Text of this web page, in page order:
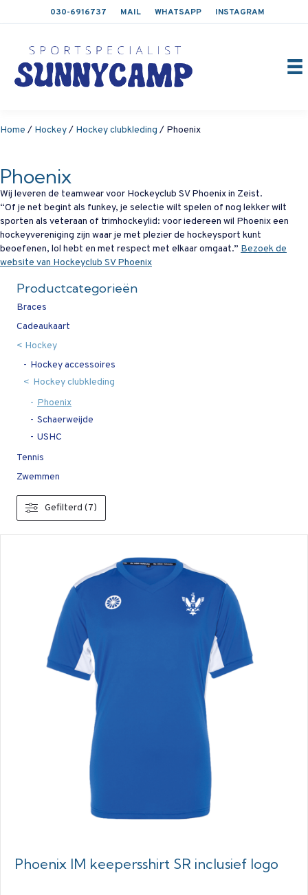
030-6916737 MAIL WHATSAPP INSTAGRAM
Home / Hockey/ Hockey clubkleding / Phoenix
Phoenix
Wij leveren de teamwear voor Hockeyclub SV Phoenix in Zeist.
“Of je net begint als funkey, je selectie wilt spelen of nog lekker wilt
sporten als veteraan of trimhockeylid: voor iedereen wil Phoenix een
hockeyvereniging zijn waar je met plezier de hockeysport kunt
beoefenen, lol hebt en met respect met elkaar omgaat.” Bezoek de
website van Hockeyclub SV Phoenix
Productcategorieën
Braces
Cadeaukaart
Hockey
Hockey accessoires
Hockey clubkleding
Phoenix
Schaerweijde
USHC
Tennis
Zwemmen
Gefilterd (7)
Phoenix IM keepersshirt SR inclusief logo